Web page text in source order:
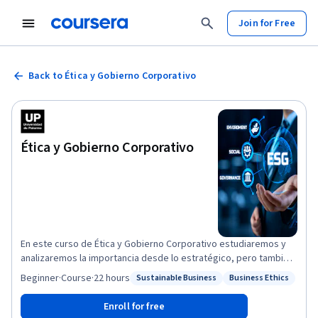
Join for Free
Back to Ética y Gobierno Corporativo
Ética y Gobierno Corporativo
En este curso de Ética y Gobierno Corporativo estudiaremos y
analizaremos la importancia desde lo estratégico, pero también
desde lo reputacional, que tiene trabajar para ser una empresa
ética y responsable con todos los ámbitos del negocio. Los
objetivos de este curso se orientan a comprender las diferentes
miradas que hubo y hay sobre el tema, sus consecuencias y
Sustainable Business Business Ethics
Beginner·Course·22 hours
Enroll for free